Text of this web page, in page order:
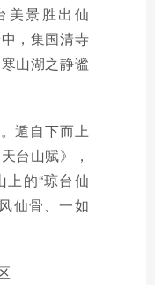
美景胜出仙
，集国清寺
山湖之静谧
遁自下而上
台山赋》，
的“琼台仙
仙骨、一如